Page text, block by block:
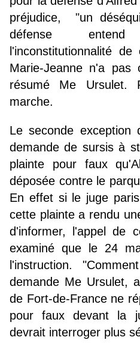
préjudice, "un
défense
l'inconstitutionnalité
Marie-Jeanne n'a
résumé Me
marche.
Le seconde exception
demande de sursis à
plainte pour faux
déposée contre le
En effet si le juge
cette plainte a rendu
d'informer, l'appel de
examiné que le 24
l'instruction.
demande Me Ursulet,
de Fort-de-France ne
pour faux devant la
devrait interroger plus